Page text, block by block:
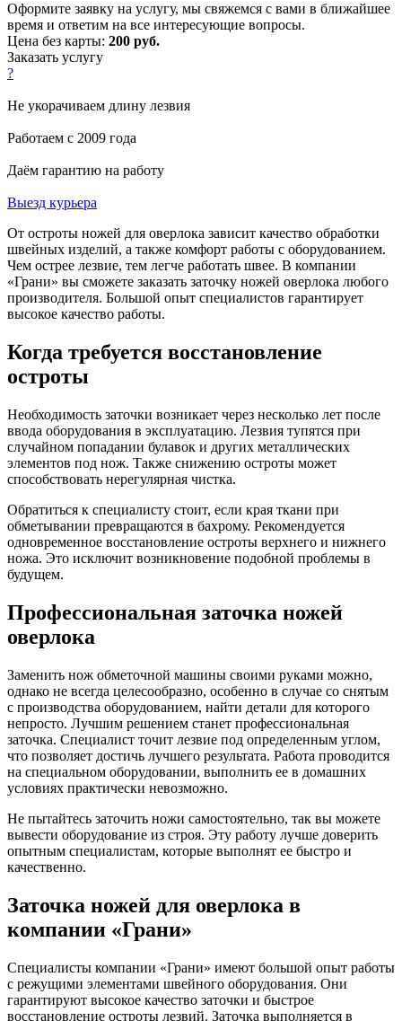
Оформите заявку на услугу, мы свяжемся с вами в ближайшее
время и ответим на все интересующие вопросы.
Цена без карты: 200 руб.
Заказать услугу
?
Не укорачиваем длину лезвия
Работаем с 2009 года
Даём гарантию на работу
Выезд курьера
От остроты ножей для оверлока зависит качество обработки
швейных изделий, а также комфорт работы с оборудованием.
Чем острее лезвие, тем легче работать швее. В компании
«Грани» вы сможете заказать заточку ножей оверлока любого
производителя. Большой опыт специалистов гарантирует
высокое качество работы.
Когда требуется восстановление
остроты
Необходимость заточки возникает через несколько лет после
ввода оборудования в эксплуатацию. Лезвия тупятся при
случайном попадании булавок и других металлических
элементов под нож. Также снижению остроты может
способствовать нерегулярная чистка.
Обратиться к специалисту стоит, если края ткани при
обметывании превращаются в бахрому. Рекомендуется
одновременное восстановление остроты верхнего и нижнего
ножа. Это исключит возникновение подобной проблемы в
будущем.
Профессиональная заточка ножей
оверлока
Заменить нож обметочной машины своими руками можно,
однако не всегда целесообразно, особенно в случае со снятым
с производства оборудованием, найти детали для которого
непросто. Лучшим решением станет профессиональная
заточка. Специалист точит лезвие под определенным углом,
что позволяет достичь лучшего результата. Работа проводится
на специальном оборудовании, выполнить ее в домашних
условиях практически невозможно.
Не пытайтесь заточить ножи самостоятельно, так вы можете
вывести оборудование из строя. Эту работу лучше доверить
опытным специалистам, которые выполнят ее быстро и
качественно.
Заточка ножей для оверлока в
компании «Грани»
Специалисты компании «Грани» имеют большой опыт работы
с режущими элементами швейного оборудования. Они
гарантируют высокое качество заточки и быстрое
восстановление остроты лезвий. Заточка выполняется в